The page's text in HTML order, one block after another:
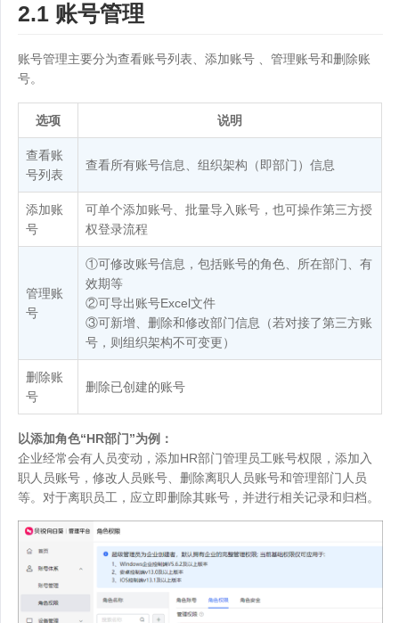
2.1 账号管理
账号管理主要分为查看账号列表、添加账号 、管理账号和删除账
号。
选项 说明
查看账
号列表
查看所有账号信息、组织架构（即部门）信息
添加账
号
可单个添加账号、批量导入账号，也可操作第三方授
权登录流程
管理账
号
①可修改账号信息，包括账号的角色、所在部门、有
效期等
②可导出账号Excel文件
③可新增、删除和修改部门信息（若对接了第三方账
号，则组织架构不可变更）
删除账
号
删除已创建的账号
以添加角色“HR部门”为例：
企业经常会有人员变动，添加HR部门管理员工账号权限，添加入
职人员账号，修改人员账号、删除离职人员账号和管理部门人员
等。对于离职员工，应立即删除其账号，并进行相关记录和归档。